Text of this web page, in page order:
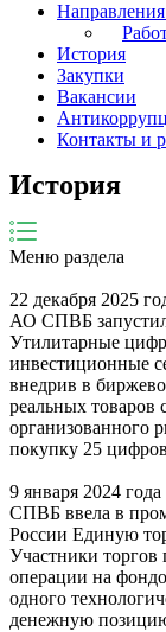
Направления
История
Закупки
Вакансии
Контакты и
История
Меню раздела
22 декабря 2025
АО СПВБ
Утилитарные
инвестиционные
внедрив в
реальных товаров
организованного
покупку 25
9 января 2024 года
СПВБ ввела в
России Единую
Участники торгов
операции на
одного
денежную